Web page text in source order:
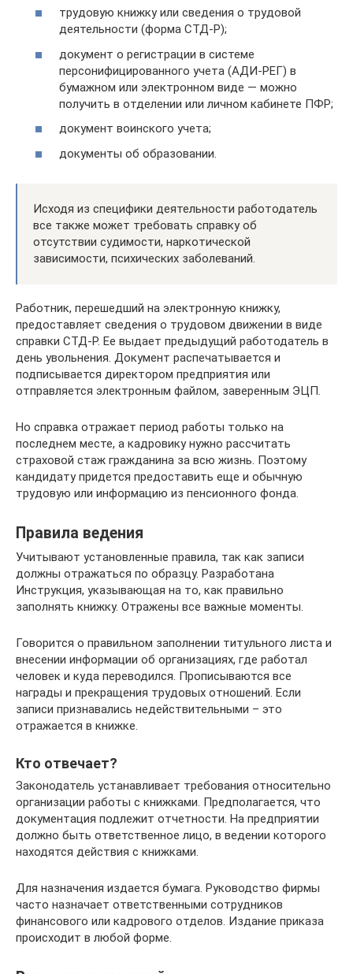
трудовую книжку или сведения о трудовой
деятельности (форма СТД-Р);
документ о регистрации в системе
персонифицированного учета (АДИ-РЕГ) в
бумажном или электронном виде — можно
получить в отделении или личном кабинете ПФР;
документ воинского учета;
документы об образовании.
Исходя из специфики деятельности работодатель
все также может требовать справку об
отсутствии судимости, наркотической
зависимости, психических заболеваний.
Работник, перешедший на электронную книжку,
предоставляет сведения о трудовом движении в виде
справки СТД-Р. Ее выдает предыдущий работодатель в
день увольнения. Документ распечатывается и
подписывается директором предприятия или
отправляется электронным файлом, заверенным ЭЦП.
Но справка отражает период работы только на
последнем месте, а кадровику нужно рассчитать
страховой стаж гражданина за всю жизнь. Поэтому
кандидату придется предоставить еще и обычную
трудовую или информацию из пенсионного фонда.
Правила ведения
Учитывают установленные правила, так как записи
должны отражаться по образцу. Разработана
Инструкция, указывающая на то, как правильно
заполнять книжку. Отражены все важные моменты.
Говорится о правильном заполнении титульного листа и
внесении информации об организациях, где работал
человек и куда переводился. Прописываются все
награды и прекращения трудовых отношений. Если
записи признавались недействительными – это
отражается в книжке.
Кто отвечает?
Законодатель устанавливает требования относительно
организации работы с книжками. Предполагается, что
документация подлежит отчетности. На предприятии
должно быть ответственное лицо, в ведении которого
находятся действия с книжками.
Для назначения издается бумага. Руководство фирмы
часто назначает ответственными сотрудников
финансового или кадрового отделов. Издание приказа
происходит в любой форме.